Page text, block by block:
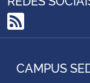
Planalto
RSS
CAMPUS